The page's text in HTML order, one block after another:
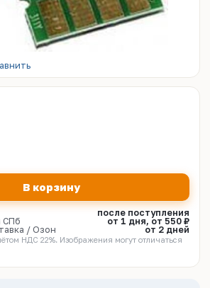
В корзину
после поступления
СПб
от 1 дня, от 550 ₽
/ Озон
от 2 дней
НДС 22%. Изображения могут отличаться